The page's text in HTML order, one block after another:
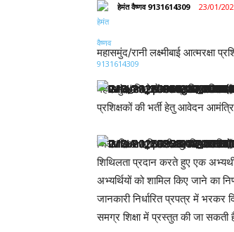
हेमंत वैष्णव 9131614309 23/01/
महासमुंद/रानी लक्ष्मीबाई आत्मरक्षा
महासमुंद/ जिले में समग्र शिक्षा विभाग
प्रशिक्षकों की भर्ती हेतु आवेदन
जिला शिक्षा अधिकारी सह जिला
शिथिलता प्रदान करते हुए एक
अभ्यर्थियों को शामिल किए जाने का
जानकारी निर्धारित प्रपत्र में
समग्र शिक्षा में प्रस्तुत की जा सकती